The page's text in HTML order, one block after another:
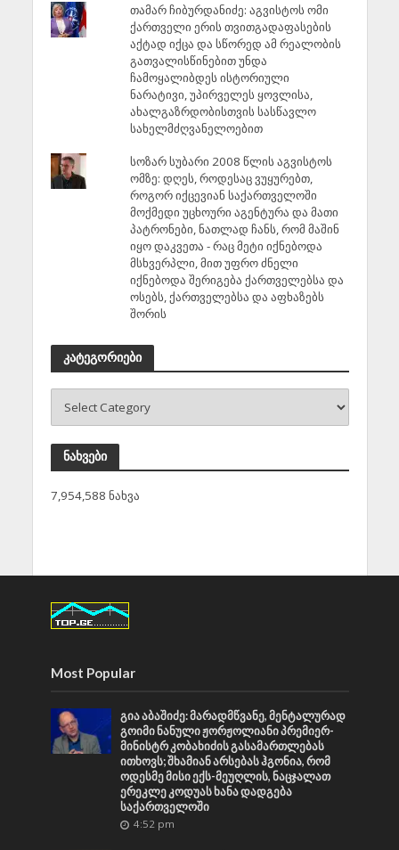
თამარ ჩიბურდანიძე: აგვისტოს ომი
ქართველი ერის თვითგადაფასების
აქტად იქცა და სწორედ ამ რეალობის
გათვალისწინებით უნდა
ჩამოყალიბდეს ისტორიული
ნარატივი, უპირველეს ყოვლისა,
ახალგაზრდობისთვის სასწავლო
სახელმძღვანელოებით
სოზარ სუბარი 2008 წლის აგვისტოს
ომზე: დღეს, როდესაც ვუყურებთ,
როგორ იქცევიან საქართველოში
მოქმედი უცხოური აგენტურა და მათი
პატრონები, ნათლად ჩანს, რომ მაშინ
იყო დაკვეთა - რაც მეტი იქნებოდა
მსხვერპლი, მით უფრო ძნელი
იქნებოდა შერიგება ქართველებსა და
ოსებს, ქართველებსა და აფხაზებს
შორის
კატეგორიები
ნახვები
7,954,588 ნახვა
Most Popular
გია აბაშიძე: მარადმწვანე, მენტალურად
გოიმი ნანული ჟორჟოლიანი პრემიერ-
მინისტრ კობახიძის გასამართლებას
ითხოვს; შხამიან არსებას ჰგონია, რომ
ოდესმე მისი ექს-მეუღლის, ნაცჯალათ
ერეკლე კოდუას ხანა დადგება
საქართველოში
4:52 pm